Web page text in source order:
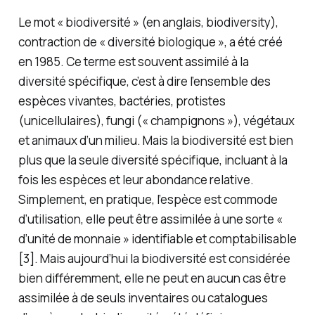
Le mot « biodiversité » (en anglais, biodiversity),
contraction de « diversité biologique », a été créé
en 1985. Ce terme est souvent assimilé à la
diversité spécifique, c’est à dire l’ensemble des
espèces vivantes, bactéries, protistes
(unicellulaires), fungi (« champignons »), végétaux
et animaux d’un milieu. Mais la biodiversité est bien
plus que la seule diversité spécifique, incluant à la
fois les espèces et leur abondance relative.
Simplement, en pratique, l’espèce est commode
d’utilisation, elle peut être assimilée à une sorte «
d’unité de monnaie » identifiable et comptabilisable
[3]. Mais aujourd’hui la biodiversité est considérée
bien différemment, elle ne peut en aucun cas être
assimilée à de seuls inventaires ou catalogues